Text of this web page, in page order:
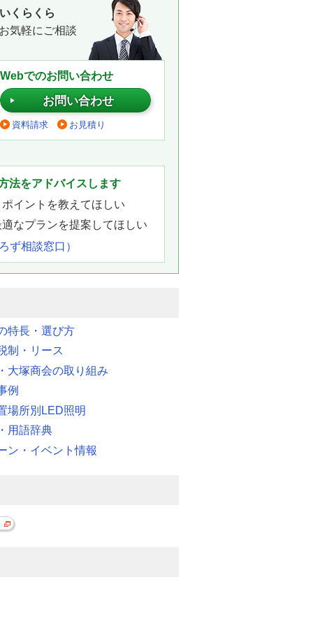
くらくら
気軽にご相談
Webでのお問い合わせ
お問い合わせ
資料請求 お見積り
法をアドバイスします
イントを教えてほしい
なプランを提案してほしい
ず相談窓口）
特長・選び方
制・リース
大塚商会の取り組み
例
場所別LED照明
用語辞典
ン・イベント情報